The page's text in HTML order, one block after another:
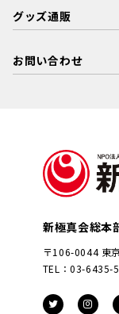
グッズ通販
お問い合わせ
新極真会総本
〒106-0044 東
TEL：03-6435-